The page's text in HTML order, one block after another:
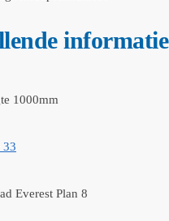
informatie
1000mm
33
Everest Plan 8